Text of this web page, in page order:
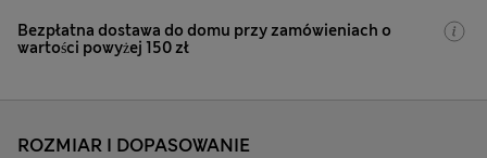
Bezpłatna dostawa do domu przy zamówieniach o
wartości powyżej 150 zł
ROZMIAR I DOPASOWANIE